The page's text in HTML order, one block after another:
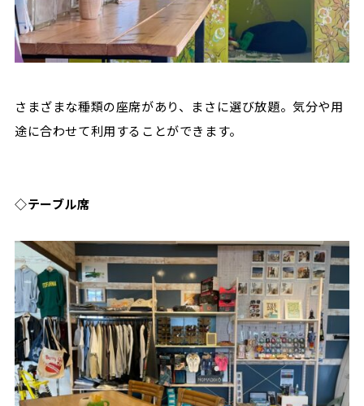
さまざまな種類の座席があり、まさに選び放題。気分や用
途に合わせて利用することができます。
◇テーブル席